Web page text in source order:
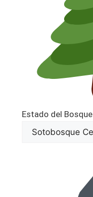
Estado del Bosque